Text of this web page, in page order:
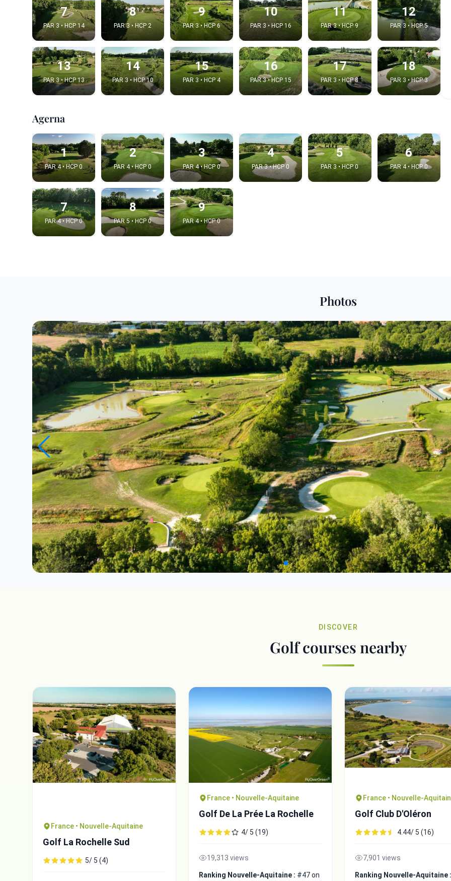
7
PAR 3 • HCP 14
8
PAR 3 • HCP 2
9
PAR 3 • HCP 6
10
PAR 3 • HCP 16
11
PAR 3 • HCP 9
12
PAR 3 • HCP 5
13
PAR 3 • HCP 13
14
PAR 3 • HCP 10
15
PAR 3 • HCP 4
16
PAR 3 • HCP 15
17
PAR 3 • HCP 8
18
PAR 3 • HCP 3
Agerna
1
PAR 4 • HCP 0
2
PAR 4 • HCP 0
3
PAR 4 • HCP 0
4
PAR 3 • HCP 0
5
PAR 3 • HCP 0
6
PAR 4 • HCP 0
7
PAR 4 • HCP 0
8
PAR 5 • HCP 0
9
PAR 4 • HCP 0
Photos
DISCOVER
Golf courses nearby
France • Nouvelle-Aquitaine
Golf La Rochelle Sud
5/ 5 (4)
France • Nouvelle-Aquitaine
Golf De La Prée La Rochelle
4/ 5 (19)
19,313 views
Ranking Nouvelle-Aquitaine : #47 on
France • Nouvelle-
Golf Club D'Oléron
4.44/ 5 (16)
7,901 views
Ranking Nouvelle-Aquitaine :
Video choice:
Embed code